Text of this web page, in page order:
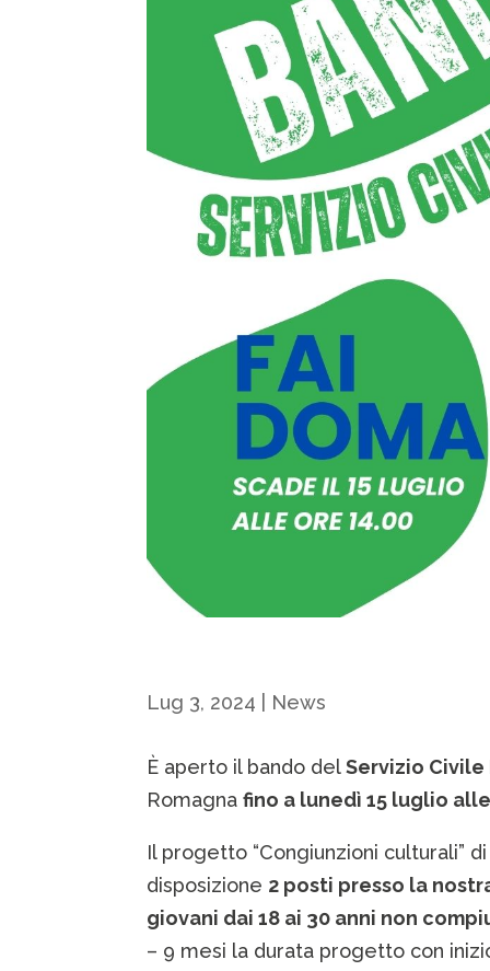
Lug 3, 2024 News
È aperto il bando delServizio Civile
Romagnafino a lunedì 15 luglio
Il progetto “Congiunzioni culturali”
disposizione 2 posti presso la
giovani dai 18 ai 30 anni non
– 9 mesi la durata progetto con